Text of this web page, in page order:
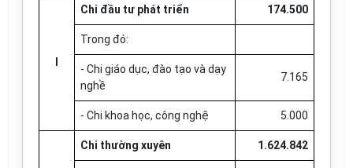
Chi đầu tư phát triển 174.500
Trong đó:
- Chi giáo dục, đào tạo và dạy
nghề
7.165
- Chi khoa học, công nghệ 5.000
Chi thường xuyên 1.624.842